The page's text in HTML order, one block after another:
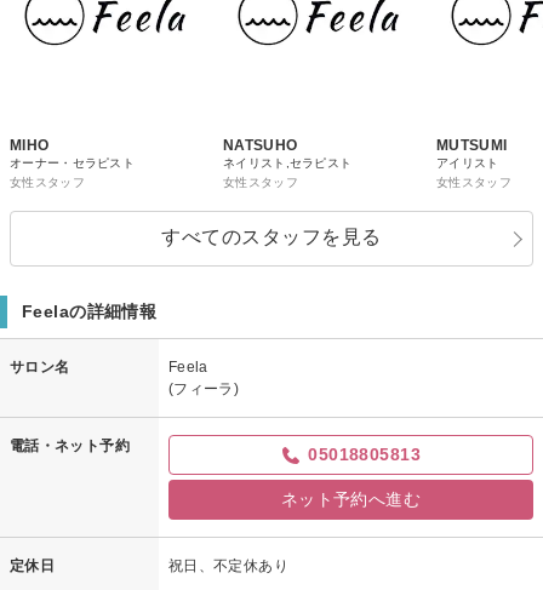
MIHO
オーナー・セラピスト
女性スタッフ
NATSUHO
ネイリスト,セラピスト
女性スタッフ
MUTSUMI
アイリスト
女性スタッフ
すべてのスタッフを見る
Feelaの詳細情報
サロン名
Feela
(フィーラ)
電話・ネット予約 05018805813
ネット予約へ進む
定休日 祝日、不定休あり